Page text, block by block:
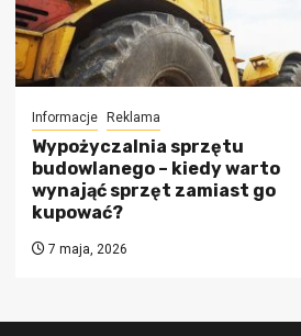
Informacje Reklama
Wypożyczalnia sprzętu
budowlanego – kiedy warto
wynająć sprzęt zamiast go
kupować?
7 maja, 2026